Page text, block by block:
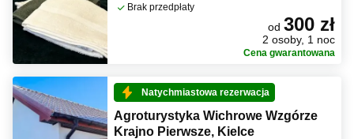
Brak przedpłaty
od 300 zł
2 osoby, 1 noc
Cena gwarantowana
Natychmiastowa rezerwacja
Agroturystyka Wichrowe Wzgórze
Krajno Pierwsze, Kielce